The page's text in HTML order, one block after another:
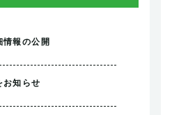
情報の公開
お知らせ